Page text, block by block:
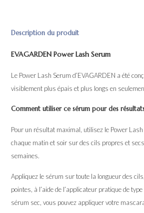
Description du produit
EVAGARDEN Power Lash Serum
Le Power Lash Serum d’EVAGARDEN a été
visiblement plus épais et plus longs en
Comment utiliser ce sérum pour des
Pour un résultat maximal, utilisez le Power Lash
chaque matin et soir sur des cils propres et
semaines.
Appliquez le sérum sur toute la longueur des
pointes, à l’aide de l’applicateur pratique de
sérum sec, vous pouvez appliquer votre